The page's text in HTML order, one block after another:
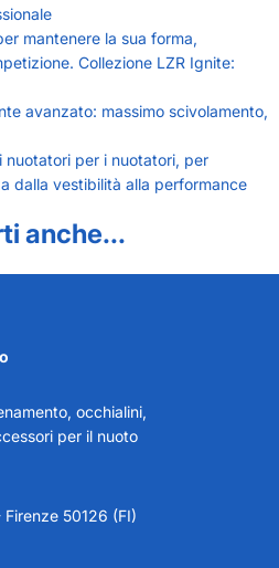
mantenere la sua forma,
Collezione LZR Ignite:
avanzato: massimo scivolamento,
per i nuotatori, per
dalla vestibilità alla performance
anche...
occhialini,
per il nuoto
50126 (FI)